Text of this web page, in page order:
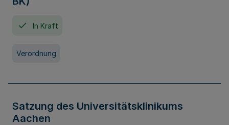
In Kraft
Verordnung
Satzung des Universitätsklinikums
Aachen